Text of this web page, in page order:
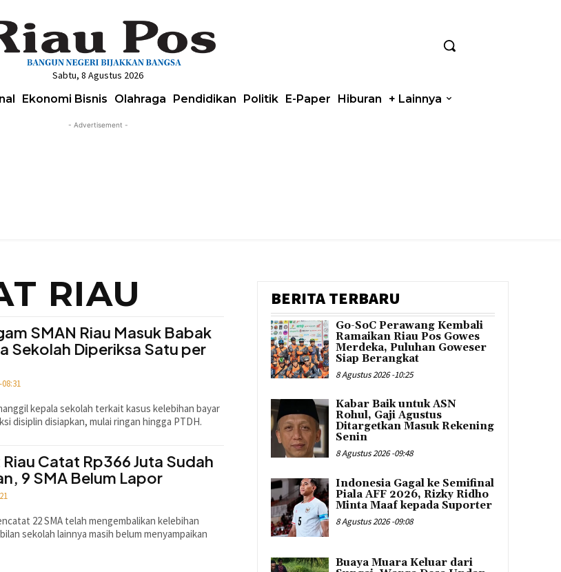
Sabtu, 8 Agustus 2026
Ekonomi Bisnis Olahraga Pendidikan Politik E-Paper Hiburan + Lainnya
- Advertisement -
RIAU
SMAN Riau Masuk Babak
Sekolah Diperiksa Satu per
kepala sekolah terkait kasus kelebihan bayar
disiplin disiapkan, mulai ringan hingga PTDH.
Catat Rp366 Juta Sudah
9 SMA Belum Lapor
22 SMA telah mengembalikan kelebihan
sekolah lainnya masih belum menyampaikan
BERITA TERBARU
Go-SoC Perawang Kembali
Ramaikan Riau Pos Gowes
Merdeka, Puluhan Goweser
Siap Berangkat
8 Agustus 2026 -10:25
Kabar Baik untuk ASN
Rohul, Gaji Agustus
Ditargetkan Masuk Rekening
Senin
8 Agustus 2026 -09:48
Indonesia Gagal ke Semifinal
Piala AFF 2026, Rizky Ridho
Minta Maaf kepada Suporter
8 Agustus 2026 -09:08
Buaya Muara Keluar dari